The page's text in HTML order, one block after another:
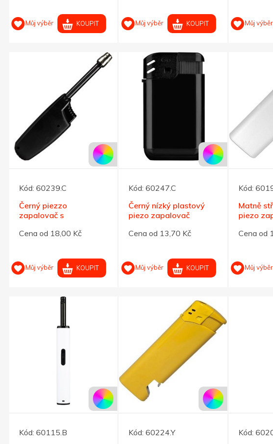
Můj výběr KOUPIT Můj výběr KOUPIT Můj výběr
Kód: 60239.C
Černý piezzo
zapalovač s
Cena od 18,00 Kč
Můj výběr KOUPIT
Kód:60247.C
Černý nízký plastový
piezo zapalovač
Cena od 13,70 Kč
Můj výběr KOUPIT
Kód:
Matně
piezo
Cena od
Můj výběr
Kód: 60115.B
Kód:60224.Y
Kód: